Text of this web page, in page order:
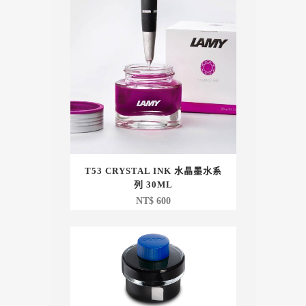
T53 CRYSTAL INK 水晶墨水系
列 30ML
NT$600